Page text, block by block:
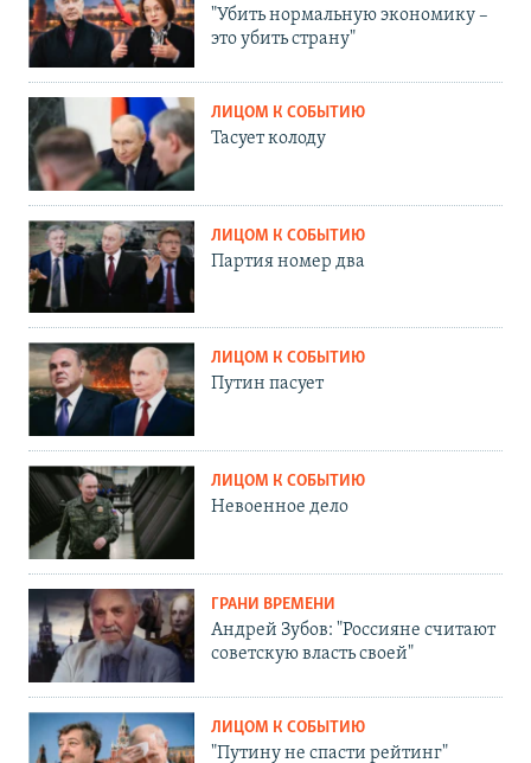
"Убить нормальную экономику –
это убить страну"
ЛИЦОМ К СОБЫТИЮ
Тасует колоду
ЛИЦОМ К СОБЫТИЮ
Партия номер два
ЛИЦОМ К СОБЫТИЮ
Путин пасует
ЛИЦОМ К СОБЫТИЮ
Невоенное дело
ГРАНИ ВРЕМЕНИ
Андрей Зубов: "Россияне считают
советскую власть своей"
ЛИЦОМ К СОБЫТИЮ
"Путину не спасти рейтинг"